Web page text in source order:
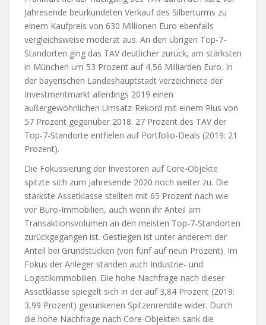
Jahresende beurkundeten Verkauf des Silberturms zu
einem Kaufpreis von 630 Millionen Euro ebenfalls
vergleichsweise moderat aus. An den übrigen Top-7-
Standorten ging das TAV deutlicher zurück, am stärksten
in München um 53 Prozent auf 4,56 Milliarden Euro. In
der bayerischen Landeshauptstadt verzeichnete der
Investmentmarkt allerdings 2019 einen
außergewöhnlichen Umsatz-Rekord mit einem Plus von
57 Prozent gegenüber 2018. 27 Prozent des TAV der
Top-7-Standorte entfielen auf Portfolio-Deals (2019: 21
Prozent).
Die Fokussierung der Investoren auf Core-Objekte
spitzte sich zum Jahresende 2020 noch weiter zu. Die
stärkste Assetklasse stellten mit 65 Prozent nach wie
vor Büro-Immobilien, auch wenn ihr Anteil am
Transaktionsvolumen an den meisten Top-7-Standorten
zurückgegangen ist. Gestiegen ist unter anderem der
Anteil bei Grundstücken (von fünf auf neun Prozent). Im
Fokus der Anleger standen auch Industrie- und
Logistikimmobilien. Die hohe Nachfrage nach dieser
Assetklasse spiegelt sich in der auf 3,84 Prozent (2019:
3,99 Prozent) gesunkenen Spitzenrendite wider. Durch
die hohe Nachfrage nach Core-Objekten sank die